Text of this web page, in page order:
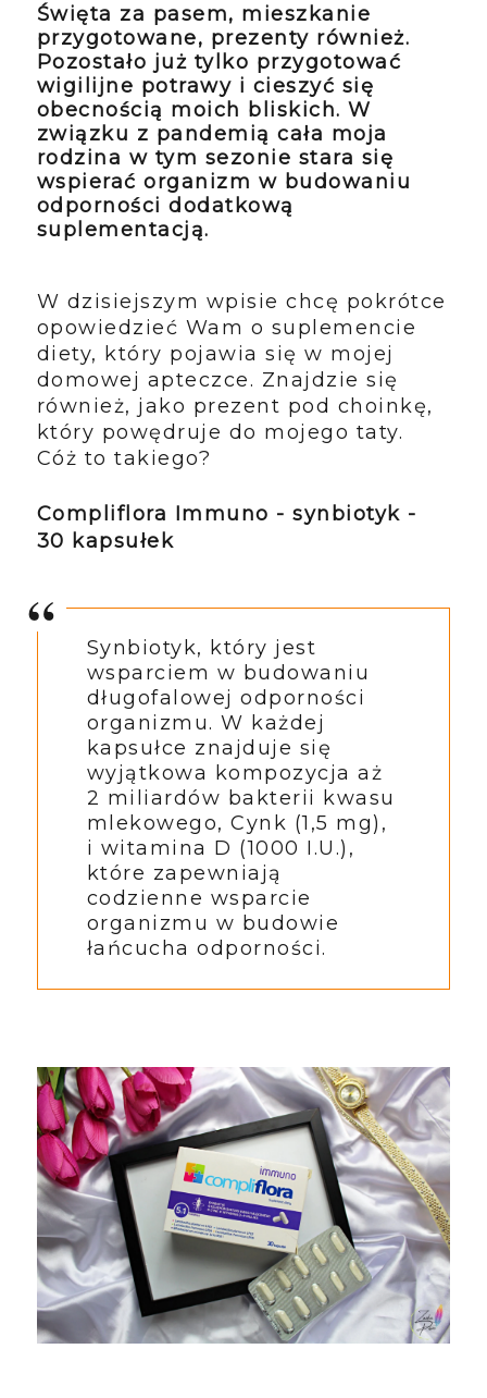
Święta za pasem, mieszkanie
przygotowane, prezenty również.
Pozostało już tylko przygotować
wigilijne potrawy i cieszyć się
obecnością moich bliskich. W
związku z pandemią cała moja
rodzina w tym sezonie stara się
wspierać organizm w budowaniu
odporności dodatkową
suplementacją.
W dzisiejszym wpisie chcę pokrótce
opowiedzieć Wam o suplemencie
diety, który pojawia się w mojej
domowej apteczce. Znajdzie się
również, jako prezent pod choinkę,
który powędruje do mojego taty.
Cóż to takiego?
Compliflora Immuno - synbiotyk -
30 kapsułek
Synbiotyk, który jest
wsparciem w budowaniu
długofalowej odporności
organizmu. W każdej
kapsułce znajduje się
wyjątkowa kompozycja aż
2 miliardów bakterii kwasu
mlekowego, Cynk (1,5 mg),
i witamina D (1000 I.U.),
które zapewniają
codzienne wsparcie
organizmu w budowie
łańcucha odporności.